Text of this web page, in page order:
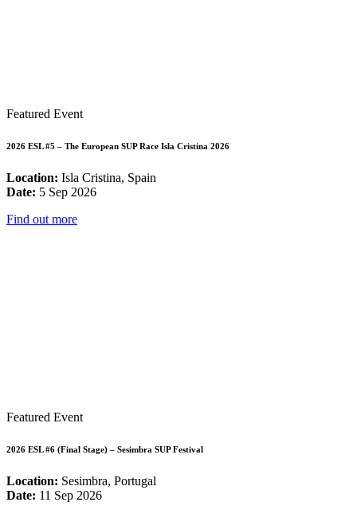
Featured Event
2026 ESL #5 – The European SUP Race Isla Cristina 2026
Location: Isla Cristina, Spain
Date: 5 Sep 2026
Find out more
Featured Event
2026 ESL #6 (Final Stage) – Sesimbra SUP Festival
Location: Sesimbra, Portugal
Date: 11 Sep 2026